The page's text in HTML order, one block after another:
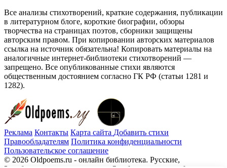
Все анализы стихотворений, краткие содержания, публикации
в литературном блоге, короткие биографии, обзоры
творчества на страницах поэтов, сборники защищены
авторским правом. При копировании авторских материалов
ссылка на источник обязательна! Копировать материалы на
аналогичные интернет-библиотеки стихотворений —
запрещено. Все опубликованные стихи являются
общественным достоянием согласно ГК РФ (статьи 1281 и
1282).
Реклама Контакты Карта сайта Добавить стихи
Правообладателям Политика конфиденциальности
Пользовательское соглашение
© 2026 Oldpoems.ru - онлайн библиотека. Русские,